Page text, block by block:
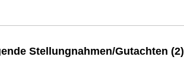
Stellungnahmen/Gutachten (2)